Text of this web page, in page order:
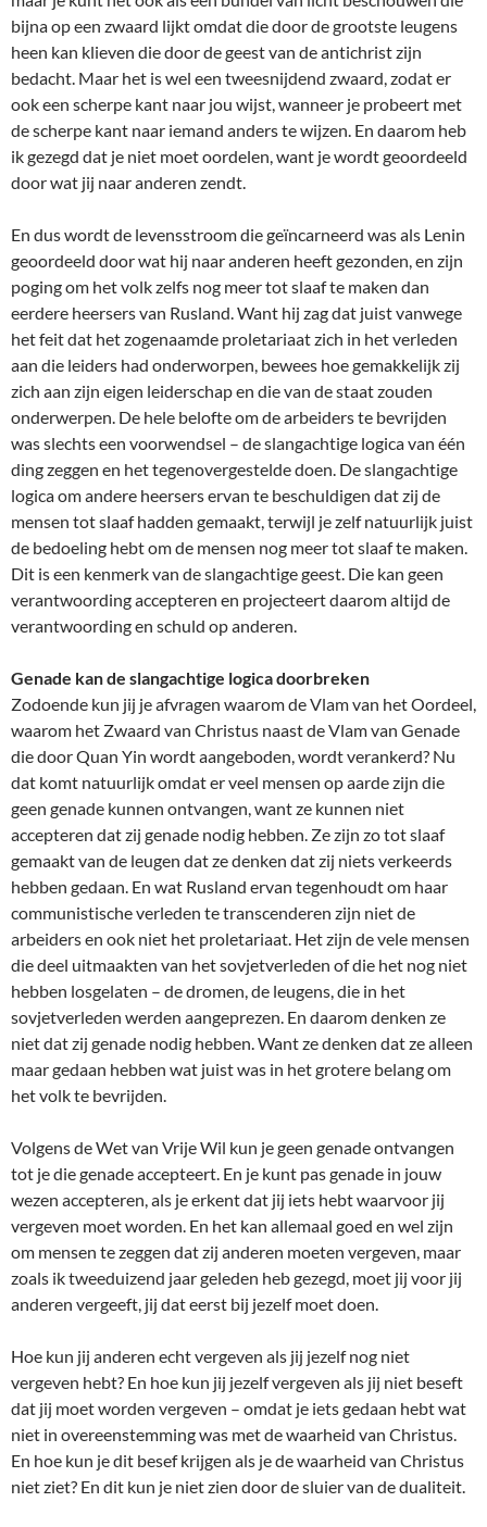
bijna op een zwaard lijkt omdat die door de grootste leugens
heen kan klieven die door de geest van de antichrist zijn
bedacht. Maar het is wel een tweesnijdend zwaard, zodat er
ook een scherpe kant naar jou wijst, wanneer je probeert met
de scherpe kant naar iemand anders te wijzen. En daarom heb
ik gezegd dat je niet moet oordelen, want je wordt geoordeeld
door wat jij naar anderen zendt.
En dus wordt de levensstroom die geïncarneerd was als Lenin
geoordeeld door wat hij naar anderen heeft gezonden, en zijn
poging om het volk zelfs nog meer tot slaaf te maken dan
eerdere heersers van Rusland. Want hij zag dat juist vanwege
het feit dat het zogenaamde proletariaat zich in het verleden
aan die leiders had onderworpen, bewees hoe gemakkelijk zij
zich aan zijn eigen leiderschap en die van de staat zouden
onderwerpen. De hele belofte om de arbeiders te bevrijden
was slechts een voorwendsel – de slangachtige logica van één
ding zeggen en het tegenovergestelde doen. De slangachtige
logica om andere heersers ervan te beschuldigen dat zij de
mensen tot slaaf hadden gemaakt, terwijl je zelf natuurlijk juist
de bedoeling hebt om de mensen nog meer tot slaaf te maken.
Dit is een kenmerk van de slangachtige geest. Die kan geen
verantwoording accepteren en projecteert daarom altijd de
verantwoording en schuld op anderen.
Genade kan de slangachtige logica doorbreken
Zodoende kun jij je afvragen waarom de Vlam van het Oordeel,
waarom het Zwaard van Christus naast de Vlam van Genade
die door Quan Yin wordt aangeboden, wordt verankerd? Nu
dat komt natuurlijk omdat er veel mensen op aarde zijn die
geen genade kunnen ontvangen, want ze kunnen niet
accepteren dat zij genade nodig hebben. Ze zijn zo tot slaaf
gemaakt van de leugen dat ze denken dat zij niets verkeerds
hebben gedaan. En wat Rusland ervan tegenhoudt om haar
communistische verleden te transcenderen zijn niet de
arbeiders en ook niet het proletariaat. Het zijn de vele mensen
die deel uitmaakten van het sovjetverleden of die het nog niet
hebben losgelaten – de dromen, de leugens, die in het
sovjetverleden werden aangeprezen. En daarom denken ze
niet dat zij genade nodig hebben. Want ze denken dat ze alleen
maar gedaan hebben wat juist was in het grotere belang om
het volk te bevrijden.
Volgens de Wet van Vrije Wil kun je geen genade ontvangen
tot je die genade accepteert. En je kunt pas genade in jouw
wezen accepteren, als je erkent dat jij iets hebt waarvoor jij
vergeven moet worden. En het kan allemaal goed en wel zijn
om mensen te zeggen dat zij anderen moeten vergeven, maar
zoals ik tweeduizend jaar geleden heb gezegd, moet jij voor jij
anderen vergeeft, jij dat eerst bij jezelf moet doen.
Hoe kun jij anderen echt vergeven als jij jezelf nog niet
vergeven hebt? En hoe kun jij jezelf vergeven als jij niet beseft
dat jij moet worden vergeven – omdat je iets gedaan hebt wat
niet in overeenstemming was met de waarheid van Christus.
En hoe kun je dit besef krijgen als je de waarheid van Christus
niet ziet? En dit kun je niet zien door de sluier van de dualiteit.